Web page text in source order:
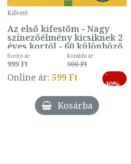
Kifestő
Az első kifestőm - Nagy
színezőélmény kicsiknek 2
éves kortól - 60 különböző
mintával (gombás)
Borító ár:
999 Ft
Korábbi ár:
500 Ft
Online ár: 599 Ft
-
40%
Kosárba